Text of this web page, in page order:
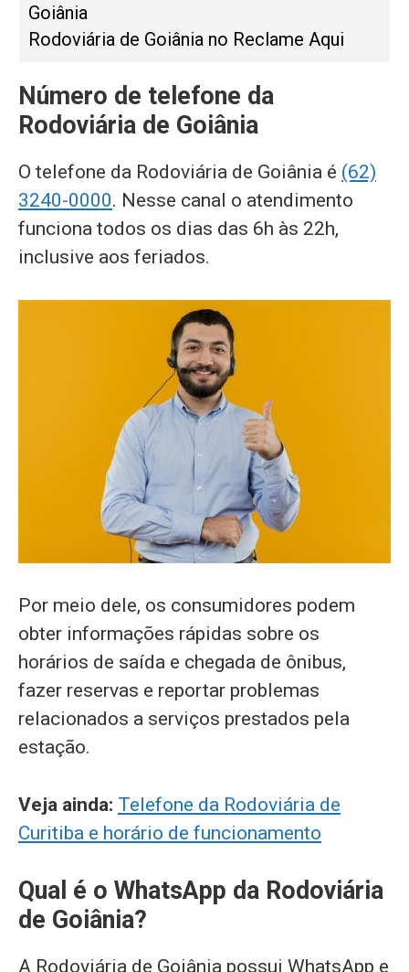
Goiânia
Rodoviária de Goiânia no Reclame Aqui
Número de telefone da
Rodoviária de Goiânia
O telefone da Rodoviária de Goiânia é (62)
3240-0000. Nesse canal o atendimento
funciona todos os dias das 6h às 22h,
inclusive aos feriados.
Por meio dele, os consumidores podem
obter informações rápidas sobre os
horários de saída e chegada de ônibus,
fazer reservas e reportar problemas
relacionados a serviços prestados pela
estação.
Veja ainda: Telefone da Rodoviária de
Curitiba e horário de funcionamento
Qual é o WhatsApp da Rodoviária
de Goiânia?
A Rodoviária de Goiânia possui WhatsApp e